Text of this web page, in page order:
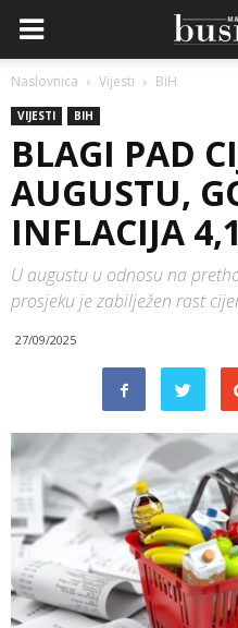
Naslovnica Vijesti BiH
VIJESTI BIH
BLAGI PAD
AUGUSTU,
INFLACIJA
U augustu u odnosu na
prosjeku je zabilježen rast
27/09/2025